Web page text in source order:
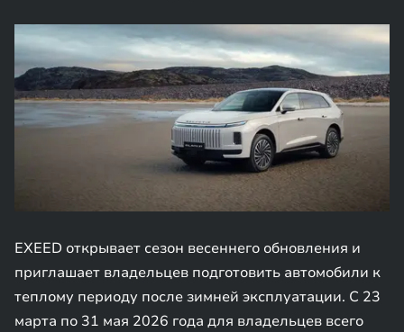
EXEED открывает сезон весеннего обновления и
приглашает владельцев подготовить автомобили к
теплому периоду после зимней эксплуатации. С 23
марта по 31 мая 2026 года для владельцев всего